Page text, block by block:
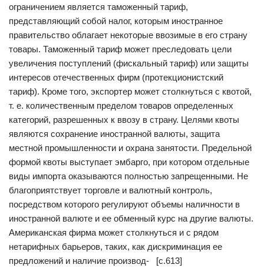
ограничением является таможенный тариф,
представляющий собой налог, которым иностранное
правительство облагает некоторые ввозимые в его страну
товары. Таможенный тариф может преследовать цели
увеличения поступлений (фискальный тариф) или защиты
интересов отечественных фирм (протекционистский
тариф). Кроме того, экспортер может столкнуться с квотой,
т. е. количественным пределом товаров определенных
категорий, разрешенных к ввозу в страну. Целями квоты
являются сохранение иностранной валюты, защита
местной промышленности и охрана занятости. Предельной
формой квоты выступает эмбарго, при котором отдельные
виды импорта оказываются полностью запрещенными. Не
благоприятствует торговле и валютный контроль,
посредством которого регулируют объемы наличности в
иностранной валюте и ее обменный курс на другие валюты.
Американская фирма может столкнуться и с рядом
нетарифных барьеров, таких, как дискриминация ее
предложений и наличие производ- [c.613]